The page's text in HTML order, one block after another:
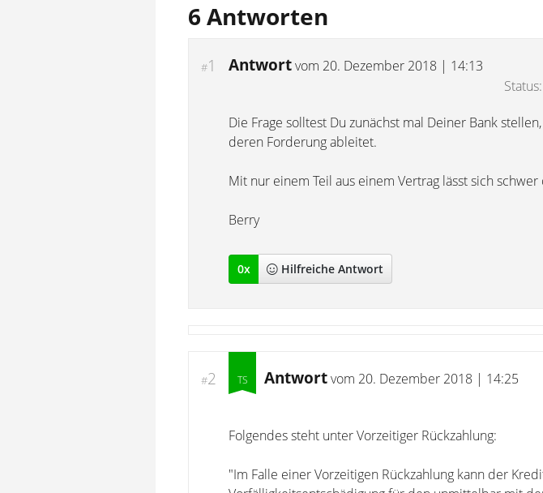
6 Antworten
#1 Antwortvom 20. Dezember 2018 | 14:13
Status:
Die Frage solltest Du zunächst mal Deiner Bank
deren Forderung ableitet.
Mit nur einem Teil aus einem Vertrag lässt sich
Berry
0x Hilfreiche Antwort
#2 Antwortvom 20. Dezember 2018 | 14:25
Folgendes steht unter Vorzeitiger Rückzahlung:
"Im Falle einer Vorzeitigen Rückzahlung kann der